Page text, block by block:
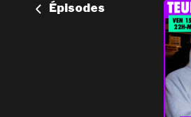
Épisodes